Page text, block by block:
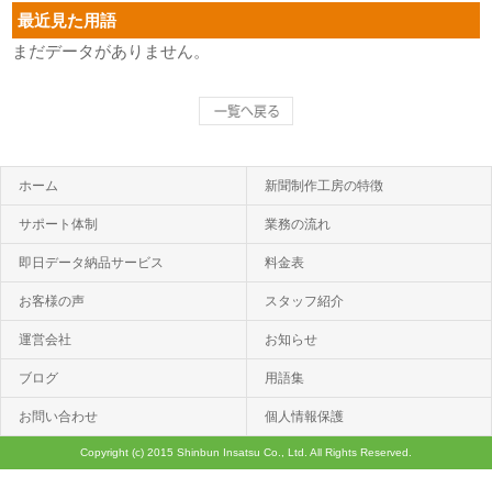
最近見た用語
まだデータがありません。
ホーム 新聞制作工房の特徴
サポート体制 業務の流れ
即日データ納品サービス 料金表
お客様の声 スタッフ紹介
運営会社 お知らせ
ブログ 用語集
お問い合わせ 個人情報保護
Copyright (c) 2015 Shinbun Insatsu Co., Ltd. All Rights Reserved.